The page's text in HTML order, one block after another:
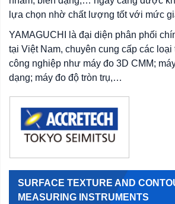
lựa chọn nhờ chất lượng tốt với mức
YAMAGUCHI là đại diện phân phối
tại Việt Nam, chuyên cung cấp các
công nghiệp như máy đo 3D CMM;
dạng; máy đo độ tròn trụ,…
SURFACE TEXTURE AND
MEASURING INSTRUMENTS